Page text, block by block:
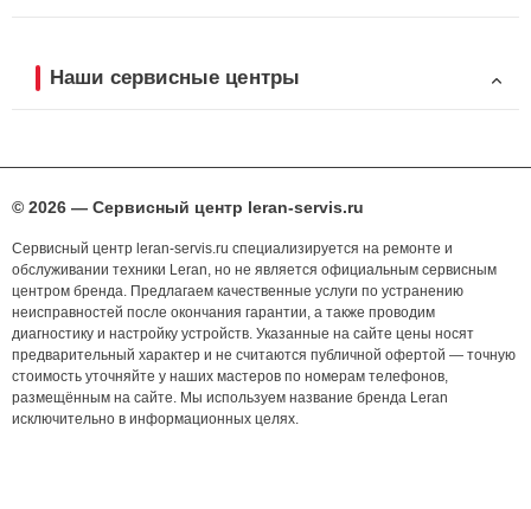
Наши сервисные центры
© 2026 — Сервисный центр leran-servis.ru
Сервисный центр leran-servis.ru специализируется на ремонте и
обслуживании техники Leran, но не является официальным сервисным
центром бренда. Предлагаем качественные услуги по устранению
неисправностей после окончания гарантии, а также проводим
диагностику и настройку устройств. Указанные на сайте цены носят
предварительный характер и не считаются публичной офертой — точную
стоимость уточняйте у наших мастеров по номерам телефонов,
размещённым на сайте. Мы используем название бренда Leran
исключительно в информационных целях.